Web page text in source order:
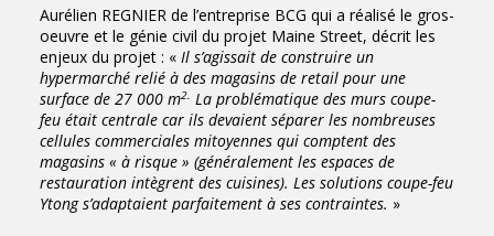
Aurélien REGNIER de l’entreprise BCG qui a réalisé le gros-
oeuvre et le génie civil du projet Maine Street, décrit les
enjeux du projet : « Il s’agissait de construire un
hypermarché relié à des magasins de retail pour une
surface de 27 000 m2. La problématique des murs coupe-
feu était centrale car ils devaient séparer les nombreuses
cellules commerciales mitoyennes qui comptent des
magasins « à risque » (généralement les espaces de
restauration intègrent des cuisines). Les solutions coupe-feu
Ytong s’adaptaient parfaitement à ses contraintes. »